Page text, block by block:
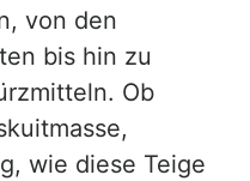
von den
bis hin zu
Ob
wie diese Teige